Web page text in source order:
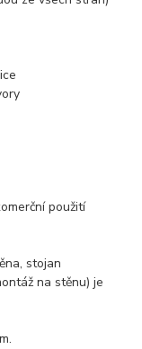
použití
stojan
na stěnu) je